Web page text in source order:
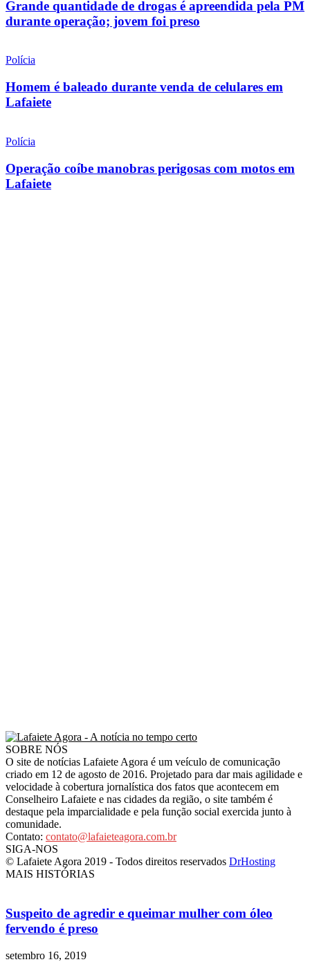
Grande quantidade de drogas é apreendida pela PM
durante operação; jovem foi preso
Polícia
Homem é baleado durante venda de celulares em
Lafaiete
Polícia
Operação coíbe manobras perigosas com motos em
Lafaiete
SOBRE NÓS
O site de notícias Lafaiete Agora é um veículo de comunicação
criado em 12 de agosto de 2016. Projetado para dar mais agilidade e
velocidade à cobertura jornalística dos fatos que acontecem em
Conselheiro Lafaiete e nas cidades da região, o site também é
destaque pela imparcialidade e pela função social exercida junto à
comunidade.
Contato: contato@lafaieteagora.com.br
SIGA-NOS
© Lafaiete Agora 2019 - Todos direitos reservados DrHosting
MAIS HISTÓRIAS
Suspeito de agredir e queimar mulher com óleo
fervendo é preso
setembro 16, 2019